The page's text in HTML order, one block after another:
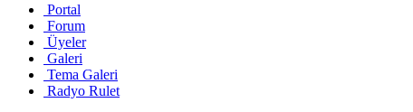
Portal
Forum
Üyeler
Galeri
Tema Galeri
Radyo Rulet